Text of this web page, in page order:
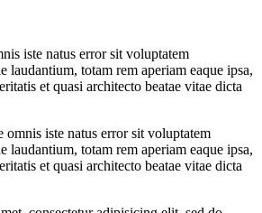
iste natus error sit voluptatem
laudantium, totam rem aperiam eaque ipsa,
et quasi architecto beatae vitae dicta
omnis iste natus error sit voluptatem
laudantium, totam rem aperiam eaque ipsa,
et quasi architecto beatae vitae dicta